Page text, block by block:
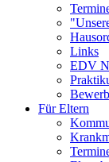
Links
EDV
Für Eltern